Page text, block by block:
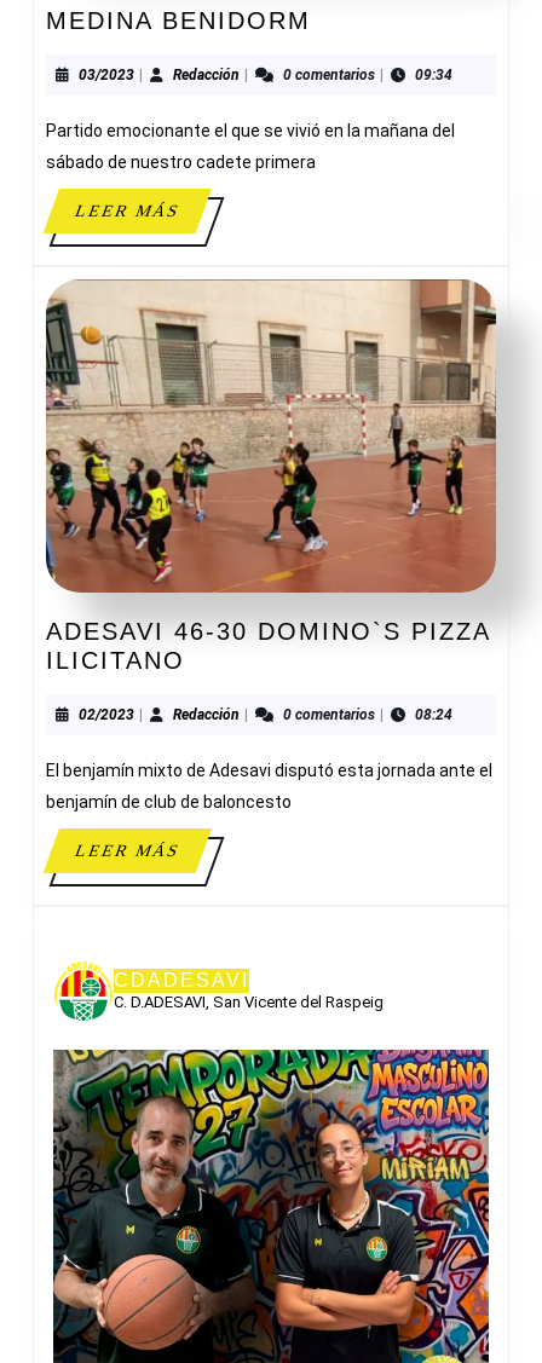
MEDINA BENIDORM
61
MEDINA
BENIDORM
03/202303/2023Redacción Redacción0 comentarios 09:34
Partido emocionante el que se vivió en la mañana del
sábado de nuestro cadete primera
LEER MÁSLEER
MÁS
ADESAVI 46-30 DOMINO`S PIZZA
ILICITANO
30
PIZZA
ILICITANO
02/202302/2023
| Redacción Redacción
| 0 comentarios | 08:24
El benjamín mixto de Adesavi disputó esta jornada ante el
benjamín de club de baloncesto
LEER MÁSLEER
MÁS
CDADESAVI
C. D.ADESAVI, San Vicente del Raspeig